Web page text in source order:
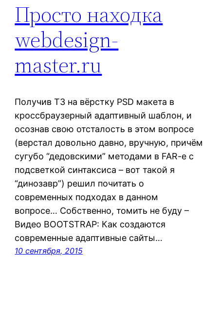
Просто находка
webdesign-
master.ru
Получив ТЗ на вёрстку PSD макета в
кроссбраузерный адаптивный шаблон, и
осознав свою отсталость в этом вопросе
(верстал довольно давно, вручную, причём
сугубо “дедовскими” методами в FAR-e с
подсветкой синтаксиса – вот такой я
“динозавр”) решил почитать о
современных подходах в данном
вопросе… Собственно, томить не буду –
Видео BOOTSTRAP: Как создаются
современные адаптивные сайты…
10 сентября, 2015